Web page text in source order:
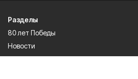
Разделы
80 лет Победы
Новости
Статьи